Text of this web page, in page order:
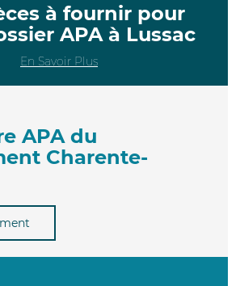
à fournir pour
APA à Lussac
En Savoir Plus
APA du
Charente-